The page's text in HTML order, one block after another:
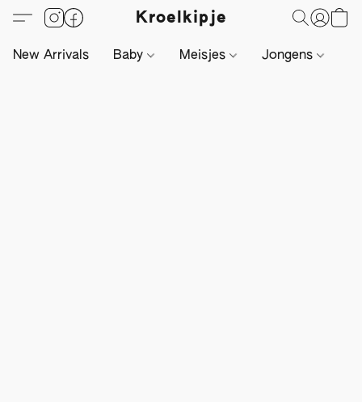
Kroelkipje
New Arrivals Baby Meisjes Jongens